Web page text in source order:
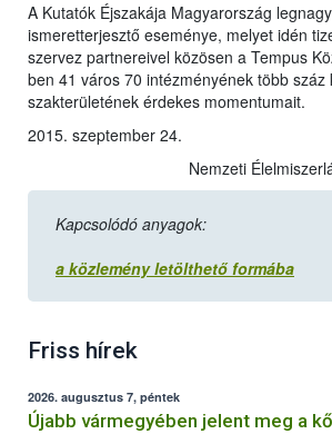
A Kutatók Éjszakája Magyarország
ismeretterjesztő eseménye, melyet idén
szervez partnereivel közösen a Tempus
ben 41 város 70 intézményének több
szakterületének érdekes momentumait.
2015. szeptember 24.
Nemzeti
Kapcsolódó anyagok:
a közlemény letölthető formába
Friss hírek
2026. augusztus 7, péntek
Újabb vármegyében jelent meg a